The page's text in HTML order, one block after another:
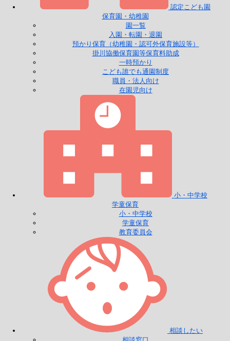
認定こども園
保育園・幼稚園
園一覧
入園・転園・退園
預かり保育（幼稚園・認可外保育施設等）
掛川協働保育園等保育料助成
一時預かり
こども誰でも通園制度
職員・法人向け
在園児向け
小・中学校
学童保育
小・中学校
学童保育
教育委員会
相談したい